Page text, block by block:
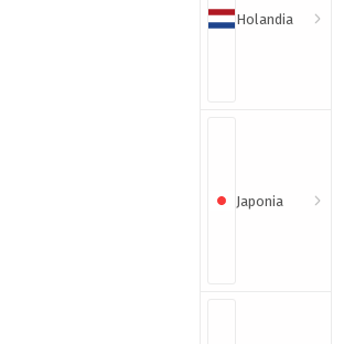
Holandia
Japonia